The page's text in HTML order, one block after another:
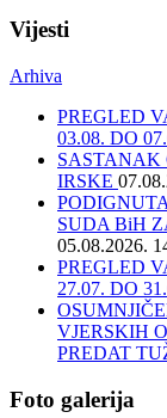
Vijesti
Arhiva
PREGLED
03.08. DO
SASTANAK
IRSKE
SUDA BiH
05.08.2026.
PREGLED
27.07. DO
VJERSKIH
PREDAT
Foto galerija